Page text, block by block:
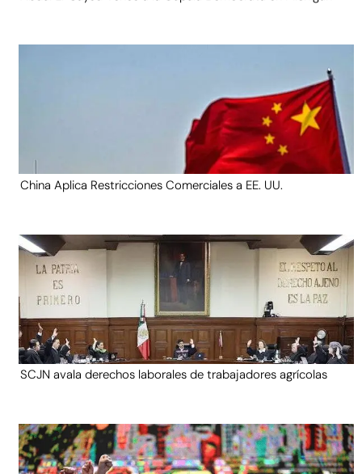
China Aplica Restricciones Comerciales a EE. UU.
SCJN avala derechos laborales de trabajadores agrícolas